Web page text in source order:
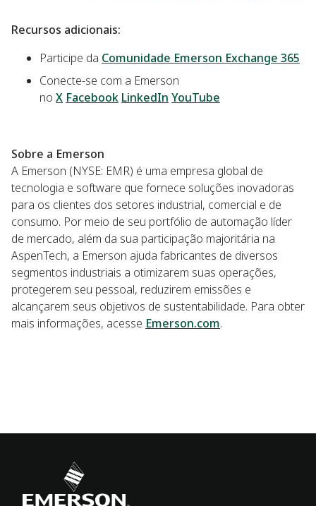
Recursos adicionais:
Participe da Comunidade Emerson Exchange 365
Conecte-se com a Emerson
no X Facebook LinkedIn YouTube
Sobre a Emerson
A Emerson (NYSE: EMR) é uma empresa global de
tecnologia e software que fornece soluções inovadoras
para os clientes dos setores industrial, comercial e de
consumo. Por meio de seu portfólio de automação líder
de mercado, além da sua participação majoritária na
AspenTech, a Emerson ajuda fabricantes de diversos
segmentos industriais a otimizarem suas operações,
protegerem seu pessoal, reduzirem emissões e
alcançarem seus objetivos de sustentabilidade. Para obter
mais informações, acesse Emerson.com.